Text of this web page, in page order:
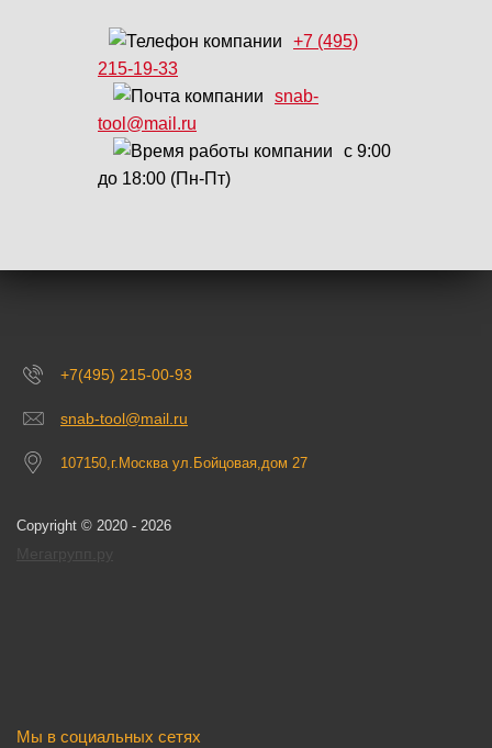
+7 (495)
215-19-33
snab-
tool@mail.ru
с 9:00
до 18:00 (Пн-Пт)
+7(495) 215-00-93
snab-tool@mail.ru
107150,г.Москва ул.Бойцовая,дом 27
Copyright © 2020 - 2026
Мы в социальных сетях